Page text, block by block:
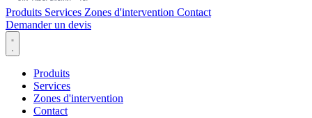
Produits Services Zones d'intervention Contact
Demander un devis
Produits
Services
Zones d'intervention
Contact